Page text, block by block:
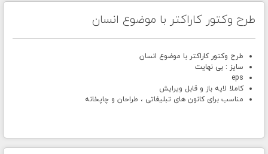
طرح وکتور کاراکتر با موضوع انسان
طرح وکتور کاراکتر با موضوع انسان
سایز : بی نهایت
eps
کاملا لایه باز و قابل ویرایش
مناسب برای کانون های تبلیغاتی ، طراحان و چاپخانه